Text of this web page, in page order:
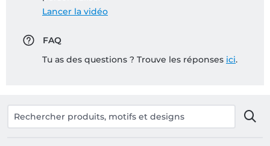
Lancer la vidéo
FAQ
Tu as des questions ? Trouve les réponses ici.